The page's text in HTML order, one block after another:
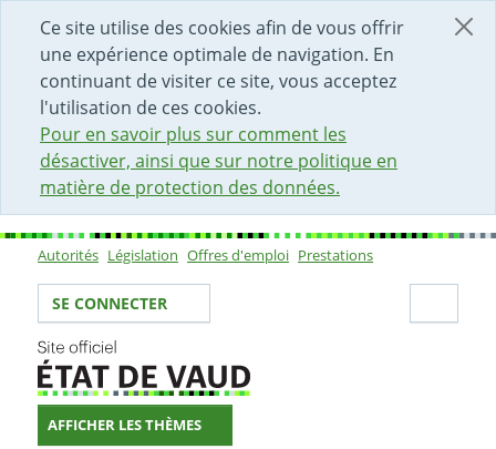
Ce site utilise des cookies afin de vous offrir
une expérience optimale de navigation. En
continuant de visiter ce site, vous acceptez
l'utilisation de ces cookies.
Pour en savoir plus sur comment les
désactiver, ainsi que sur notre politique en
matière de protection des données.
DÉBUT DU CONTENU DE LA PAGE
ACCÈS AU CHAMP DE RECHERCHE
PAGE D'ACCUEIL
FORMULAIRE DE CONTACT
Sous-navigation
Autorités Législation Offres d'emploi Prestations
Votre identité
SE CONNECTER
AFFICHER LES THÈMES